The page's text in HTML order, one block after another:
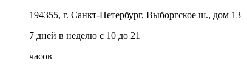
194355, г. Санкт-Петербург, Выборгское ш., дом 13
7 дней в неделю с 10 до 21
часов